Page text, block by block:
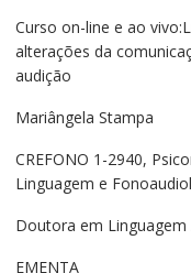
original
era:
atual
é:
Curso on-line e ao
alterações da
audição
Mariângela Stampa
CREFONO 1-2940,
Linguagem e
Doutora em
EMENTA